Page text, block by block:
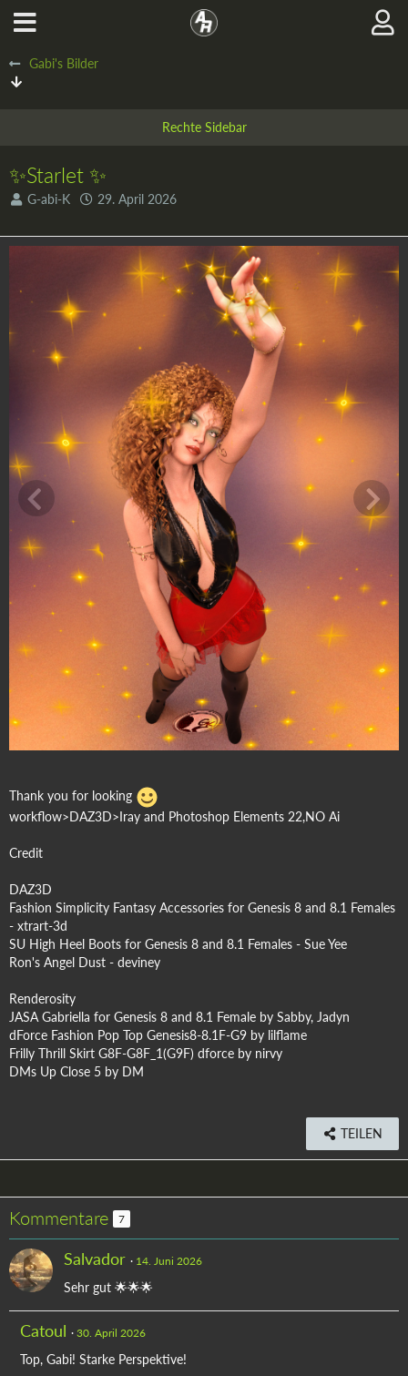
Gabi's Bilder
✨Starlet ✨
G-abi-K 29. April 2026
Thank you for looking
workflow>DAZ3D>Iray and Photoshop Elements 22,NO Ai
Credit
DAZ3D
Fashion Simplicity Fantasy Accessories for Genesis 8 and 8.1 Females
- xtrart-3d
SU High Heel Boots for Genesis 8 and 8.1 Females - Sue Yee
Ron's Angel Dust - deviney
Renderosity
JASA Gabriella for Genesis 8 and 8.1 Female by Sabby, Jadyn
dForce Fashion Pop Top Genesis8-8.1F-G9 by lilflame
Frilly Thrill Skirt G8F-G8F_1(G9F) dforce by nirvy
DMs Up Close 5 by DM
TEILEN
Kommentare 7
Salvador 14. Juni 2026
Sehr gut 🌟🌟🌟
Catoul 30. April 2026
Top, Gabi! Starke Perspektive!